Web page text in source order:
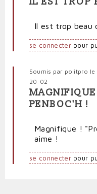
Il est trop beau
se connecterpour
Soumis par politpro le
20:02
PENBOC'H !
Magnifique !
aime !
se connecterpour